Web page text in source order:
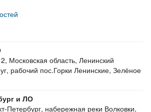
Московская область, Ленинский
рабочий пос.Горки Ленинские, Зелёное
и ЛО
Петербург, набережная реки Волковки,